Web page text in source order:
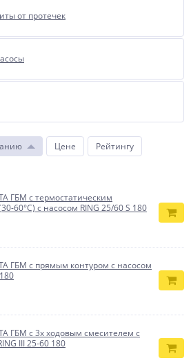
от протечек
Цене
Рейтингу
ГБМ с термостатическим
60°С) с насосом RING 25/60 S 180
ГБМ с прямым контуром с насосом
ГБМ с 3х ходовым смесителем с
III 25-60 180